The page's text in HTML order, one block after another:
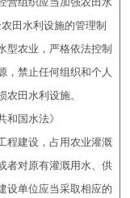
田水利设施的管理制
型农业，严格依法控制
，禁止任何组织和个人
农田水利设施。
和国水法》
建设，占用农业灌溉
者对原有灌溉用水、供
设单位应当采取相应的